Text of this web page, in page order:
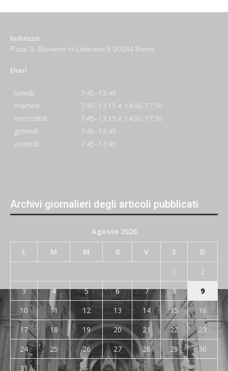
Indirizzo
P.zza S. Giovanni in Laterano 6 00184 Roma
Orari
lunedi:
7:45–13:45
martedi:
7:45–13:15 e 14:00-17:30
mercoledi:
7:45–13:15 e 14:00-17:30
giovedi:
7:45–13:45
venerdi:
7:45–13:45
Archivi giornalieri degli articoli pubblicati
Agosto 2026
L M M G V S D
1
2
3
4 5 6 7 8
9
10
11 12 13 14 15
16
17
18 19 20 21 22
23
24
25 26 27 28 29
30
31